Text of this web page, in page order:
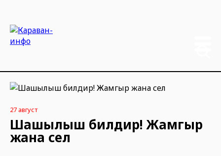
27 август
Шашылыш билдирүү! Жамгыр
жана сел